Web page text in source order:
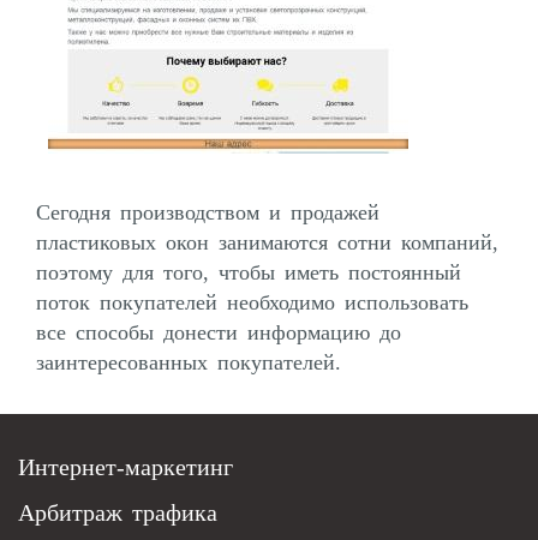
Сегодня производством и продажей
пластиковых окон занимаются сотни компаний,
поэтому для того, чтобы иметь постоянный
поток покупателей необходимо использовать
все способы донести информацию до
заинтересованных покупателей.
Интернет-маркетинг
Арбитраж трафика